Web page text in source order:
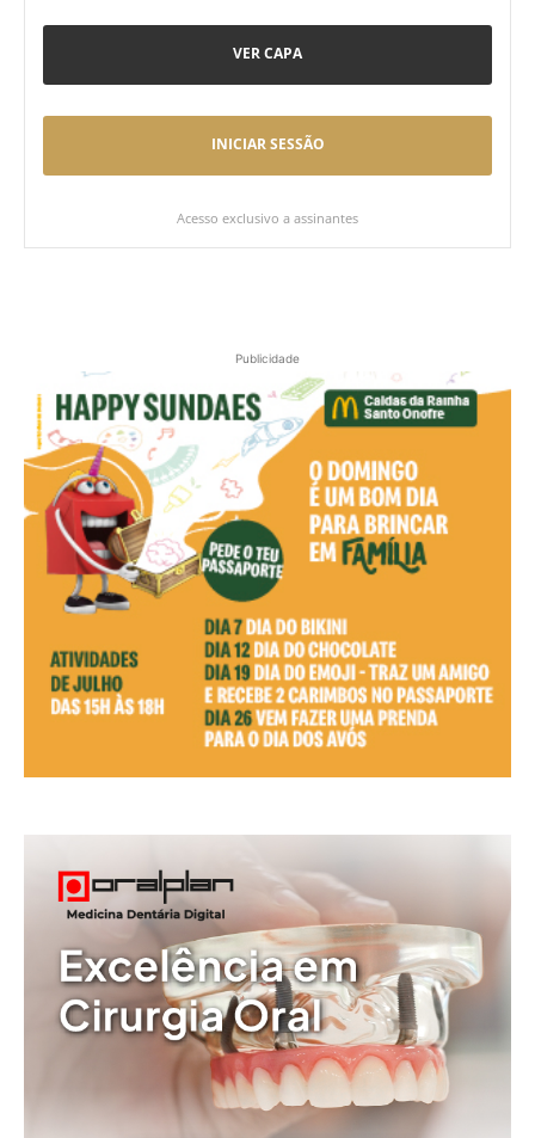
VER CAPA
INICIAR SESSÃO
Acesso exclusivo a assinantes
Publicidade